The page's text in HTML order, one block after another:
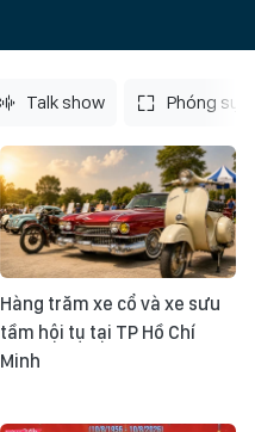
Talk show Phóng sự
Hàng trăm xe cổ và xe sưu
tầm hội tụ tại TP Hồ Chí
Minh